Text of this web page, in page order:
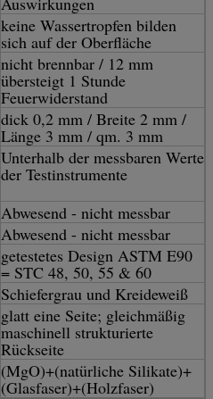
keine Wassertropfen bilden
sich auf der Oberfläche
nicht brennbar / 12 mm
übersteigt 1 Stunde
Feuerwiderstand
dick 0,2 mm / Breite 2 mm /
Länge 3 mm / qm. 3 mm
Unterhalb der messbaren Werte
der Testinstrumente
Abwesend - nicht messbar
Abwesend - nicht messbar
getestetes Design ASTM E90
= STC 48, 50, 55 & 60
Schiefergrau und Kreideweiß
glatt eine Seite; gleichmäßig
maschinell strukturierte
Rückseite
(MgO)+(natürliche Silikate)+
(Glasfaser)+(Holzfaser)